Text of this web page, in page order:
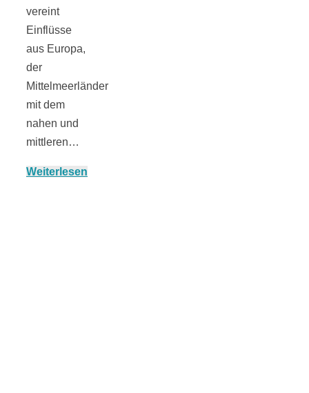
vereint
Einflüsse
aus Europa,
der
Mittelmeerländer
mit dem
nahen und
mittleren…
Weiterlesen